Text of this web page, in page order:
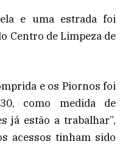
e uma estrada foi
Centro de Limpeza de
e os Piornos foi
como medida de
já estão a trabalhar”,
acessos tinham sido